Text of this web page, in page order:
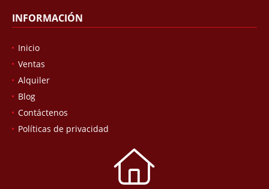
INFORMACIÓN
Inicio
Ventas
Alquiler
Blog
Contáctenos
Políticas de privacidad